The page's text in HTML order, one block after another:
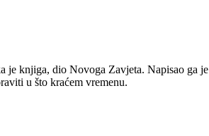
je knjiga, dio Novoga Zavjeta. Napisao ga je
u što kraćem vremenu.